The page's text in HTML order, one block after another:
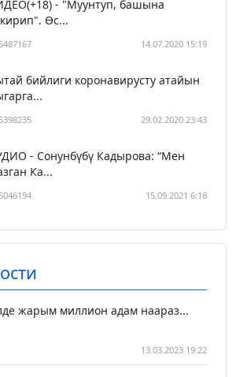
- "Муунтуп, башына
Өс...
5487167 14.07.2020 15:19
бийлиги коронавирусту атайын
5398235 29.02.2020 23:43
- Сонунбүбү Кадырова: “Мен
Ка...
5046194 15.09.2021 6:18
жарым миллион адам наараз...
13.03.2023 19:22